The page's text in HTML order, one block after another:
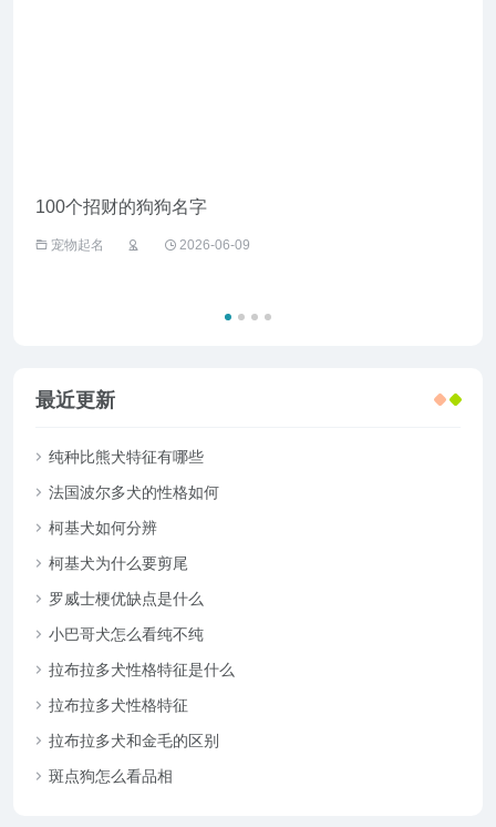
100个招财的狗狗名字
宠物起名 2026-06-09
最近更新
纯种比熊犬特征有哪些
法国波尔多犬的性格如何
柯基犬如何分辨
柯基犬为什么要剪尾
罗威士梗优缺点是什么
小巴哥犬怎么看纯不纯
拉布拉多犬性格特征是什么
拉布拉多犬性格特征
拉布拉多犬和金毛的区别
斑点狗怎么看品相